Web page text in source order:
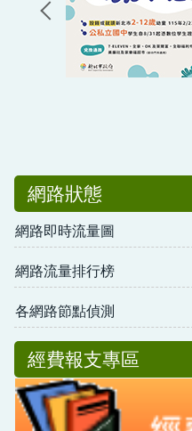
網路狀態
網路即時流量圖
網路流量排行榜
各網路節點偵測
經費報支專區